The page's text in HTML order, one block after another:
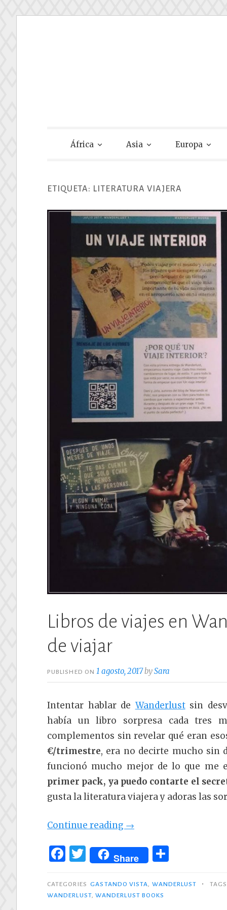
Gastando
África Asia Europa
ETIQUETA: LITERATURA VIAJERA
Libros de viajes en
de viajar
PUBLISHED ON1 agosto, 2017bySara
Intentar hablar de Wanderlustsin
había un libro sorpresa cada tres
complementos sin revelar qué eran
€/trimestre, era no decirte mucho sin
funcionó mucho mejor de lo que me
primer pack, ya puedo contarte el
gusta la literatura viajera y adoras las
Continue reading «Libros
viajes
Wanderlust,
una
→
F
c
e
T
w
it
te
Share
m
CATEGORIES GASTANDO VISTA, WANDERLUST • TAGS
WANDERLUST, WANDERLUST BOOKS